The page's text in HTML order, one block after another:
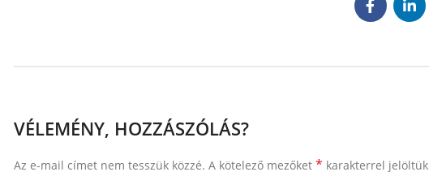
VÉLEMÉNY, HOZZÁSZÓLÁS?
Az e-mail címet nem tesszük közzé. A kötelező mezőket * karakterrel jelöltük